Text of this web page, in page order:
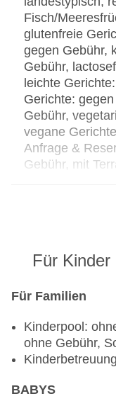
Fisch/
glutenfreie
gegen Gebühr,
Gebühr,
leichte
Gerichte:
Gebühr,
vegane
Anfrage &
Gebühr, mit
italienisch,
Gebühr,
international,
Fisch/
Gerichte,
Für Kinder
Für Familien
Kinderpool:
ohne Gebühr,
BABYS